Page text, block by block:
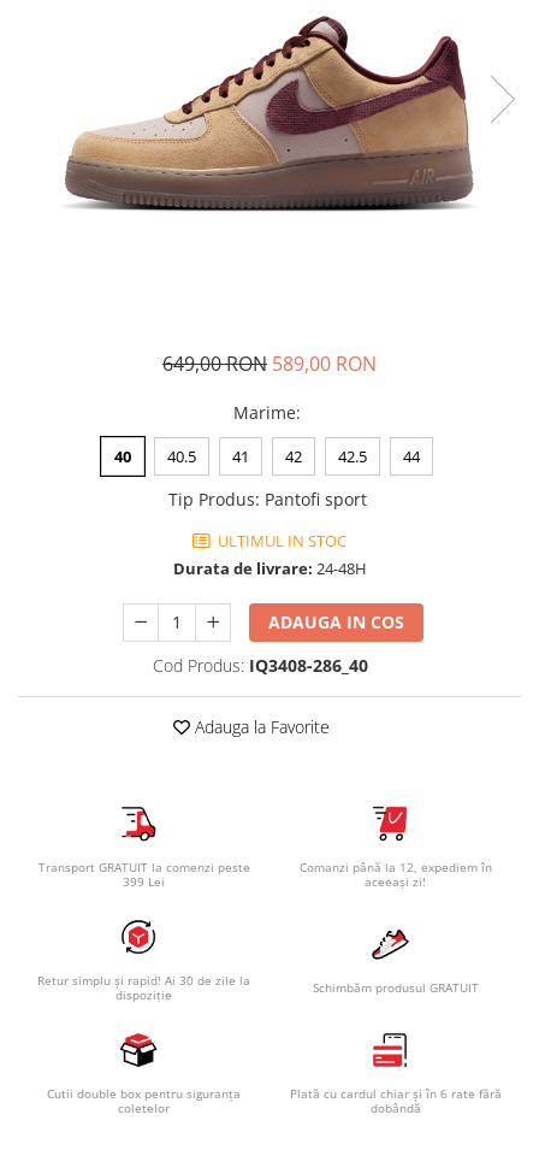
Pantaloni scurti Copii
Accesorii
Ingrijire incaltaminte
649,00 RON 589,00 RON
Marime:
40 40.5 41 42 42.5 44
Tip Produs: Pantofi sport
ULTIMUL IN STOC
Durata de livrare: 24-48H
ADAUGA IN COS
Cod Produs: IQ3408-286_40
Adauga la Favorite
Transport GRATUIT la comenzi peste
399 Lei
Comanzi până la 12, expediem în
aceeași zi!
Retur simplu și rapid! Ai 30 de zile la
dispoziție
Schimbăm produsul GRATUIT
Cutii double box pentru siguranța
coletelor
Plată cu cardul chiar și în 6 rate fără
dobândă